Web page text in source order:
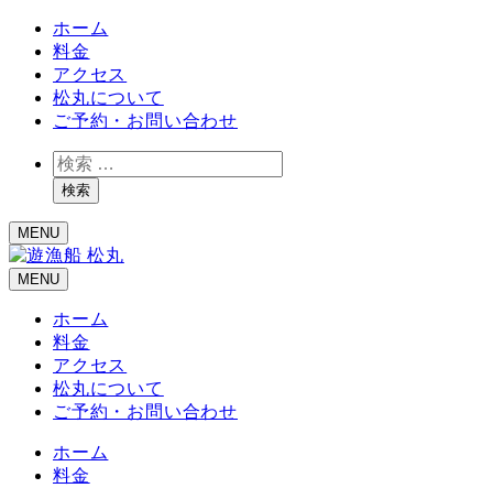
ホーム
料金
アクセス
松丸について
ご予約・お問い合わせ
検
索検索
MENU
MENU
ホーム
料金
アクセス
松丸について
ご予約・お問い合わせ
ホーム
料金